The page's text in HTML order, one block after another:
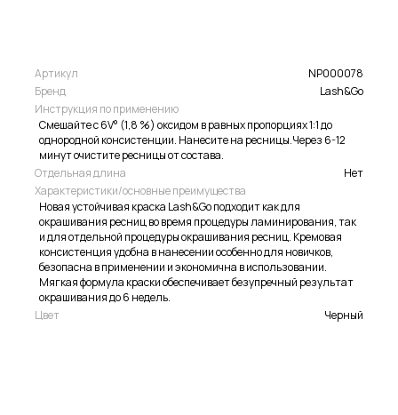
Артикул
NP000078
Бренд
Lash&Go
Инструкция по применению
Смешайте с 6V° (1,8 %) оксидом в равных пропорциях 1:1 до
однородной консистенции. Нанесите на ресницы.Через 6-12
минут очистите ресницы от состава.
Отдельная длина
Нет
Характеристики/основные преимущества
Новая устойчивая краска Lash&Go подходит как для
окрашивания ресниц во время процедуры ламинирования, так
и для отдельной процедуры окрашивания ресниц. Кремовая
консистенция удобна в нанесении особенно для новичков,
безопасна в применении и экономична в использовании.
Мягкая формула краски обеспечивает безупречный результат
окрашивания до 6 недель.
Цвет
Черный